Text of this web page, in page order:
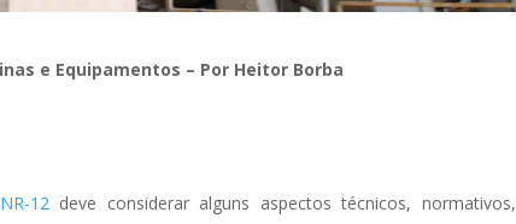
e Equipamentos – Por Heitor Borba
NR-12deve considerar alguns aspectos técnicos, normativos,